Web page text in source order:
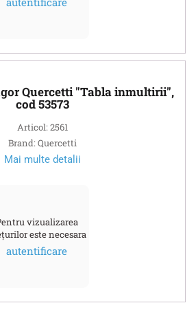
Quercetti "Tabla inmultirii",
cod 53573
Articol: 2561
Brand: Quercetti
Mai multe detalii
vizualizarea
este necesara
autentificare